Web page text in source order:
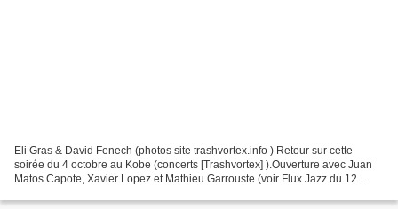
Eli Gras & David Fenech (photos site trashvortex.info ) Retour sur cette
soirée du 4 octobre au Kobe (concerts [Trashvortex] ).Ouverture avec Juan
Matos Capote, Xavier Lopez et Mathieu Garrouste (voir Flux Jazz du 12